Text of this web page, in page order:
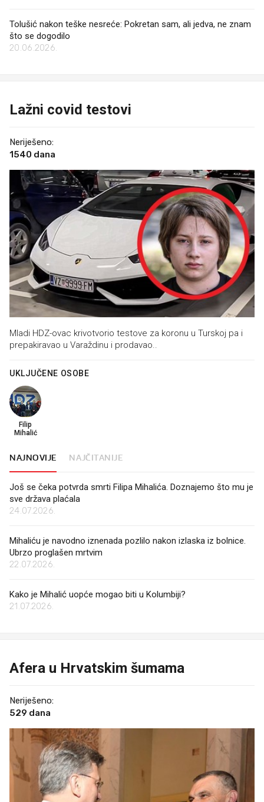
Tolušić nakon teške nesreće: Pokretan sam, ali jedva, ne znam
što se dogodilo
20.06.2026.
Lažni covid testovi
Neriješeno:
1540 dana
Mladi HDZ-ovac krivotvorio testove za koronu u Turskoj pa i
prepakiravao u Varaždinu i prodavao..
UKLJUČENE OSOBE
Filip
Mihalić
NAJNOVIJE NAJČITANIJE
Još se čeka potvrda smrti Filipa Mihalića. Doznajemo što mu je
sve država plaćala
24.07.2026.
Mihaliću je navodno iznenada pozlilo nakon izlaska iz bolnice.
Ubrzo proglašen mrtvim
22.07.2026.
Kako je Mihalić uopće mogao biti u Kolumbiji?
21.07.2026.
Afera u Hrvatskim šumama
Neriješeno:
529 dana